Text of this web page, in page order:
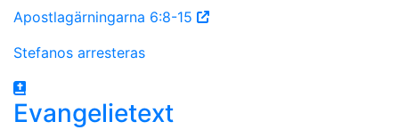
Apostlagärningarna 6:8-15
Stefanos arresteras
Evangelietext